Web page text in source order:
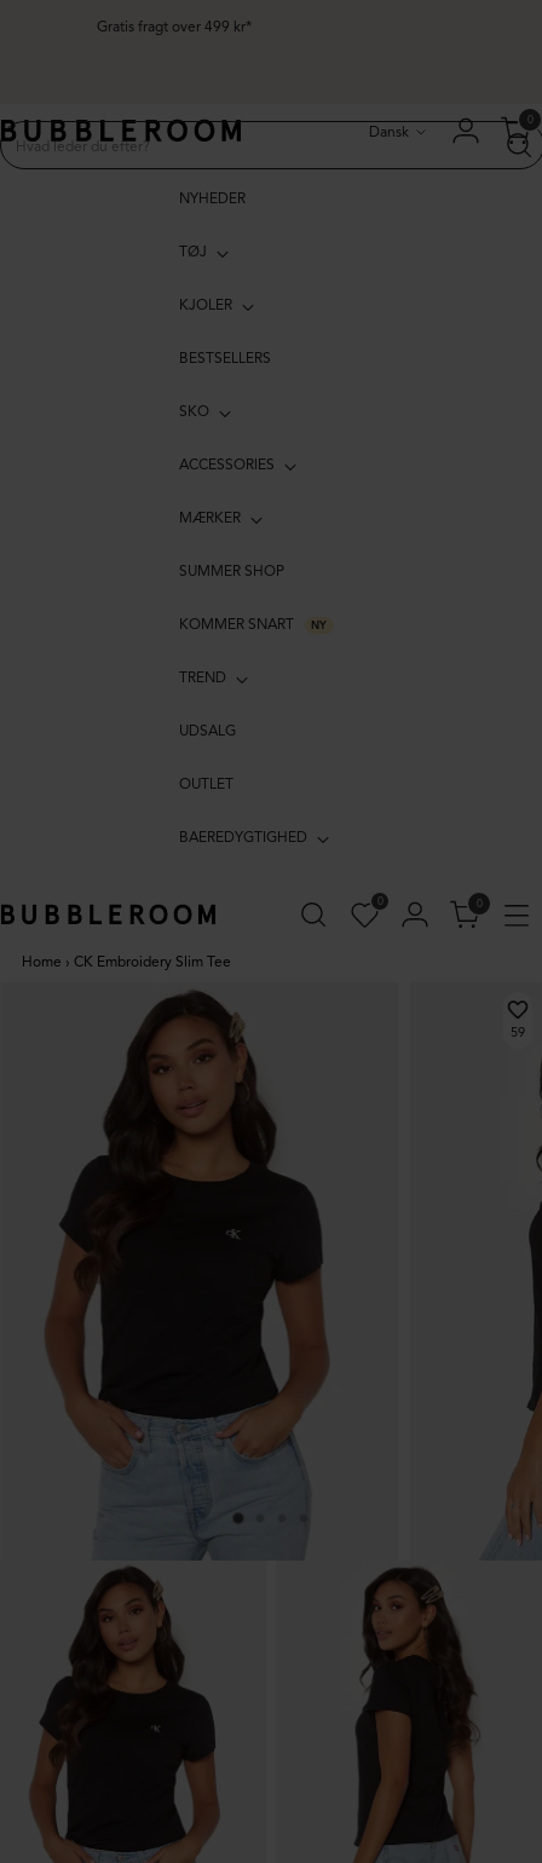
Gratis fragt over 499 kr*
Dansk
0
NYHEDER
TØJ
KJOLER
BESTSELLERS
SKO
ACCESSORIES
MÆRKER
SUMMER SHOP
KOMMER SNART NY
TREND
UDSALG
OUTLET
BAEREDYGTIGHED
0 0
Home › CK Embroidery Slim Tee
59